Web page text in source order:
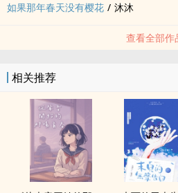
如果那年春天没有樱花 / 沐沐
查看全部作
相关推荐